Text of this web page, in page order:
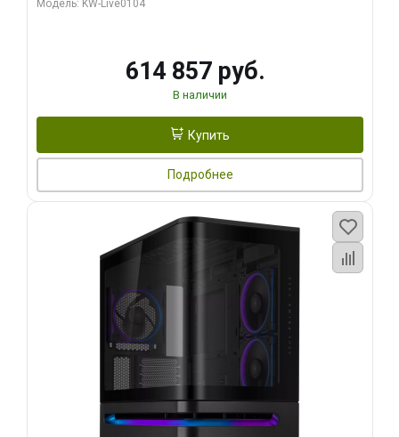
Модель: KW-Live0104
614 857 руб.
В наличии
Купить
Подробнее